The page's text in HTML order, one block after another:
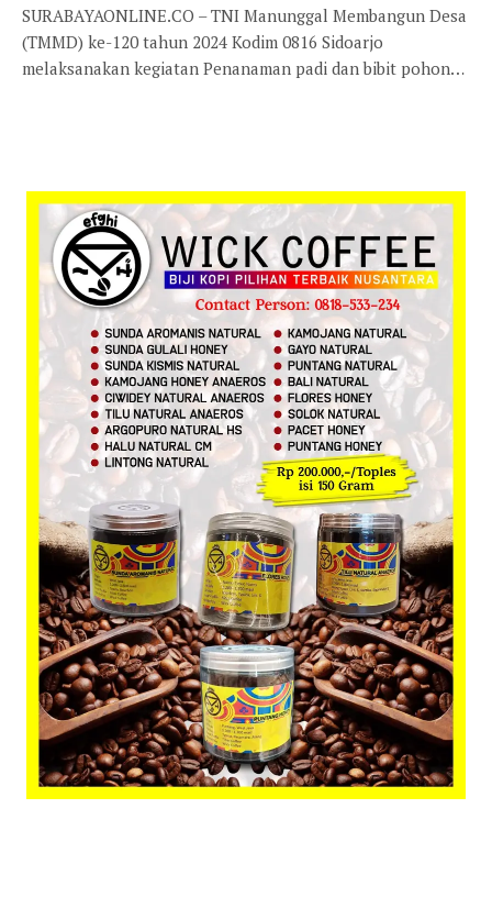
SURABAYAONLINE.CO – TNI Manunggal Membangun Desa
(TMMD) ke-120 tahun 2024 Kodim 0816 Sidoarjo
melaksanakan kegiatan Penanaman padi dan bibit pohon…